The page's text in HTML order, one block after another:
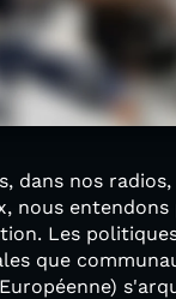
dans nos
nous
Les
que